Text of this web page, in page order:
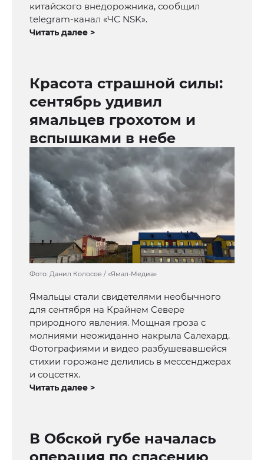
китайского внедорожника, сообщил
telegram-канал «ЧС NSK».
Читать далее >
Красота страшной силы:
сентябрь удивил
ямальцев грохотом и
вспышками в небе
Фото: Данил Колосов / «Ямал-Медиа»
Ямальцы стали свидетелями необычного
для сентября на Крайнем Севере
природного явления. Мощная гроза с
молниями неожиданно накрыла Салехард.
Фотографиями и видео разбушевавшейся
стихии горожане делились в мессенджерах
и соцсетях.
Читать далее >
В Обской губе началась